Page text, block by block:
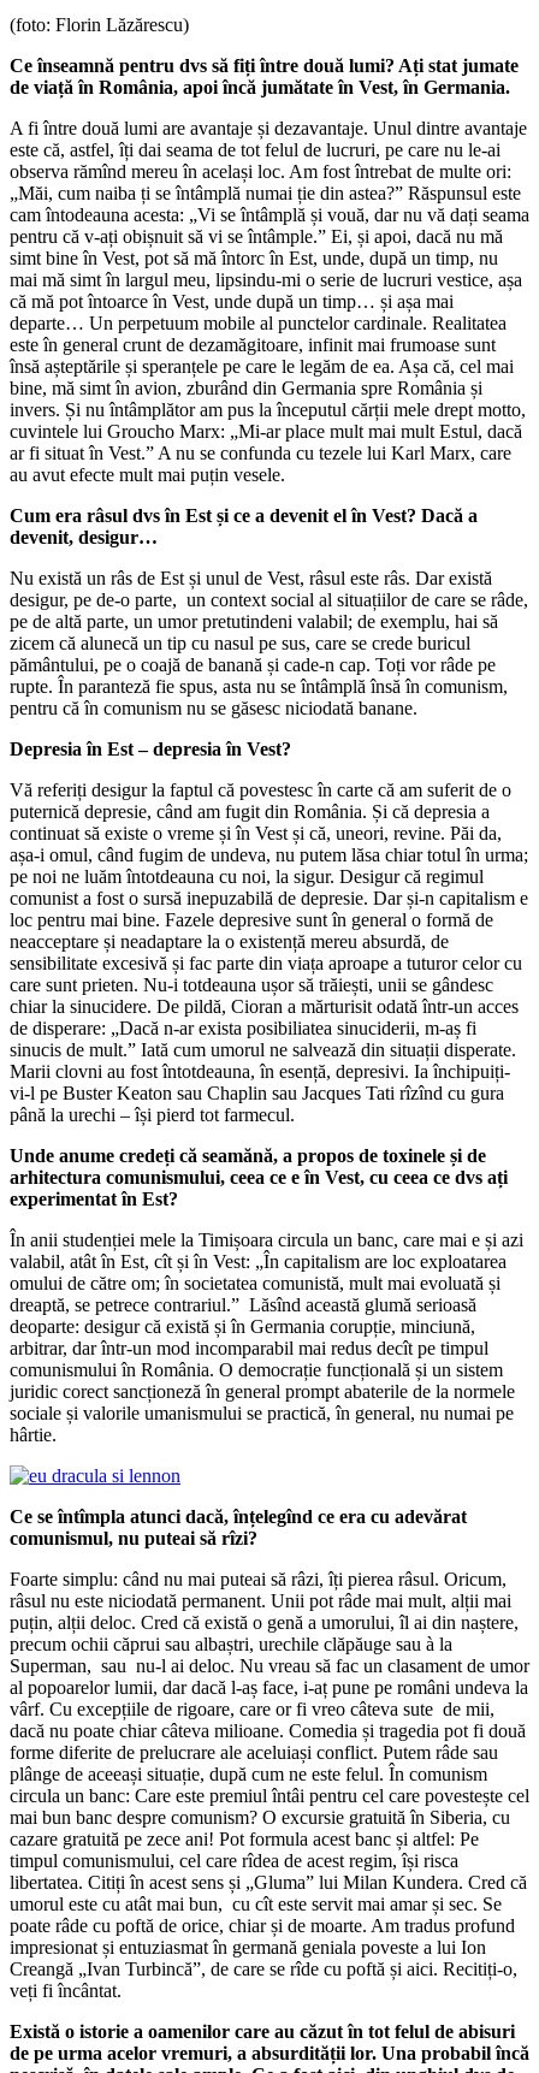
(foto: Florin Lăzărescu)
Ce înseamnă pentru dvs să fiți între două lumi? Ați stat jumate
de viață în România, apoi încă jumătate în Vest, în Germania.
A fi între două lumi are avantaje și dezavantaje. Unul dintre avantaje
este că, astfel, îți dai seama de tot felul de lucruri, pe care nu le-ai
observa rămînd mereu în același loc. Am fost întrebat de multe ori:
„Măi, cum naiba ți se întâmplă numai ție din astea?” Răspunsul este
cam întodeauna acesta: „Vi se întâmplă și vouă, dar nu vă dați seama
pentru că v-ați obișnuit să vi se întâmple.” Ei, și apoi, dacă nu mă
simt bine în Vest, pot să mă întorc în Est, unde, după un timp, nu
mai mă simt în largul meu, lipsindu-mi o serie de lucruri vestice, așa
că mă pot întoarce în Vest, unde după un timp… și așa mai
departe… Un perpetuum mobile al punctelor cardinale. Realitatea
este în general crunt de dezamăgitoare, infinit mai frumoase sunt
însă așteptările și speranțele pe care le legăm de ea. Așa că, cel mai
bine, mă simt în avion, zburând din Germania spre România și
invers. Și nu întâmplător am pus la începutul cărții mele drept motto,
cuvintele lui Groucho Marx: „Mi-ar place mult mai mult Estul, dacă
ar fi situat în Vest.” A nu se confunda cu tezele lui Karl Marx, care
au avut efecte mult mai puțin vesele.
Cum era râsul dvs în Est și ce a devenit el în Vest? Dacă a
devenit, desigur…
Nu există un râs de Est și unul de Vest, râsul este râs. Dar există
desigur, pe de-o parte, un context social al situațiilor de care se râde,
pe de altă parte, un umor pretutindeni valabil; de exemplu, hai să
zicem că alunecă un tip cu nasul pe sus, care se crede buricul
pământului, pe o coajă de banană și cade-n cap. Toți vor râde pe
rupte. În paranteză fie spus, asta nu se întâmplă însă în comunism,
pentru că în comunism nu se găsesc niciodată banane.
Depresia în Est – depresia în Vest?
Vă referiți desigur la faptul că povestesc în carte că am suferit de o
puternică depresie, când am fugit din România. Și că depresia a
continuat să existe o vreme și în Vest și că, uneori, revine. Păi da,
așa-i omul, când fugim de undeva, nu putem lăsa chiar totul în urma;
pe noi ne luăm întotdeauna cu noi, la sigur. Desigur că regimul
comunist a fost o sursă inepuzabilă de depresie. Dar și-n capitalism e
loc pentru mai bine. Fazele depresive sunt în general o formă de
neacceptare și neadaptare la o existență mereu absurdă, de
sensibilitate excesivă și fac parte din viața aproape a tuturor celor cu
care sunt prieten. Nu-i totdeauna ușor să trăiești, unii se gândesc
chiar la sinucidere. De pildă, Cioran a mărturisit odată într-un acces
de disperare: „Dacă n-ar exista posibiliatea sinuciderii, m-aș fi
sinucis de mult.” Iată cum umorul ne salvează din situații disperate.
Marii clovni au fost întotdeauna, în esență, depresivi. Ia închipuiți-
vi-l pe Buster Keaton sau Chaplin sau Jacques Tati rîzînd cu gura
până la urechi – își pierd tot farmecul.
Unde anume credeți că seamănă, a propos de toxinele și de
arhitectura comunismului, ceea ce e în Vest, cu ceea ce dvs ați
experimentat în Est?
În anii studenției mele la Timișoara circula un banc, care mai e și azi
valabil, atât în Est, cît și în Vest: „În capitalism are loc exploatarea
omului de către om; în societatea comunistă, mult mai evoluată și
dreaptă, se petrece contrariul.” Lăsînd această glumă serioasă
deoparte: desigur că există și în Germania corupție, minciună,
arbitrar, dar într-un mod incomparabil mai redus decît pe timpul
comunismului în România. O democrație funcțională și un sistem
juridic corect sancționeză în general prompt abaterile de la normele
sociale și valorile umanismului se practică, în general, nu numai pe
hârtie.
Ce se întîmpla atunci dacă, înțelegînd ce era cu adevărat
comunismul, nu puteai să rîzi?
Foarte simplu: când nu mai puteai să râzi, îți pierea râsul. Oricum,
râsul nu este niciodată permanent. Unii pot râde mai mult, alții mai
puțin, alții deloc. Cred că există o genă a umorului, îl ai din naștere,
precum ochii căprui sau albaștri, urechile clăpăuge sau à la
Superman, sau nu-l ai deloc. Nu vreau să fac un clasament de umor
al popoarelor lumii, dar dacă l-aș face, i-aț pune pe români undeva la
vârf. Cu excepțiile de rigoare, care or fi vreo câteva sute de mii,
dacă nu poate chiar câteva milioane. Comedia și tragedia pot fi două
forme diferite de prelucrare ale aceluiași conflict. Putem râde sau
plânge de aceeași situație, după cum ne este felul. În comunism
circula un banc: Care este premiul întâi pentru cel care povestește cel
mai bun banc despre comunism? O excursie gratuită în Siberia, cu
cazare gratuită pe zece ani! Pot formula acest banc și altfel: Pe
timpul comunismului, cel care rîdea de acest regim, își risca
libertatea. Citiți în acest sens și „Gluma” lui Milan Kundera. Cred că
umorul este cu atât mai bun, cu cît este servit mai amar și sec. Se
poate râde cu poftă de orice, chiar și de moarte. Am tradus profund
impresionat și entuziasmat în germană geniala poveste a lui Ion
Creangă „Ivan Turbincă”, de care se rîde cu poftă și aici. Recitiți-o,
veți fi încântat.
Există o istorie a oamenilor care au căzut în tot felul de abisuri
de pe urma acelor vremuri, a absurdității lor. Una probabil încă